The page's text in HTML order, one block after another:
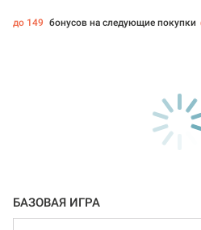
до 149 бонусов на следующие покупки
БАЗОВАЯ ИГРА